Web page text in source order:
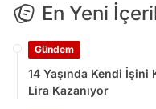
En Yeni
Gündem
14 Yaşında Kendi İşini
Lira Kazanıyor